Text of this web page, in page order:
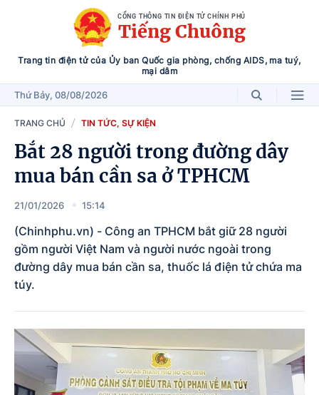
CỔNG THÔNG TIN ĐIỆN TỬ CHÍNH PHỦ
Tiếng Chuông
Trang tin điện tử của Ủy ban Quốc gia phòng, chống AIDS, ma tuý,
mại dâm
Thứ Bảy, 08/08/2026
TRANG CHỦ TIN TỨC, SỰ KIỆN
Bắt 28 người trong đường dây
mua bán cần sa ở TPHCM
21/01/2026 15:14
(Chinhphu.vn) - Công an TPHCM bắt giữ 28 người
gồm người Việt Nam và người nước ngoài trong
đường dây mua bán cần sa, thuốc lá điện tử chứa ma
túy.